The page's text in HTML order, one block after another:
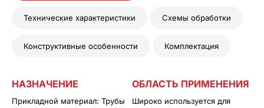
Технические характеристики Схемы обработки
Конструктивные особенности Комплектация
НАЗНАЧЕНИЕ
Прикладной материал: Трубы
ОБЛАСТЬ ПРИМЕНЕНИЯ
Широко используется для